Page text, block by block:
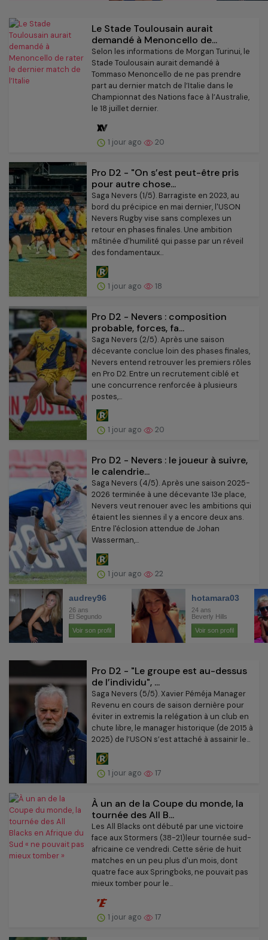
Le Stade Toulousain aurait
demandé à Menoncello de...
Selon les informations de Morgan Turinui, le
Stade Toulousain aurait demandé à
Tommaso Menoncello de ne pas prendre
part au dernier match de l’Italie dans le
Championnat des Nations face à l’Australie,
le 18 juillet dernier.
1 jour ago 20
Pro D2 - "On s’est peut-être pris
pour autre chose...
Saga Nevers (1/5). Barragiste en 2023, au
bord du précipice en mai dernier, l'USON
Nevers Rugby vise sans complexes un
retour en phases finales. Une ambition
mâtinée d'humilité qui passe par un réveil
des fondamentaux...
1 jour ago 18
Pro D2 - Nevers : composition
probable, forces, fa...
Saga Nevers (2/5). Après une saison
décevante conclue loin des phases finales,
Nevers entend retrouver les premiers rôles
en Pro D2. Entre un recrutement ciblé et
une concurrence renforcée à plusieurs
postes,...
1 jour ago 20
Pro D2 - Nevers : le joueur à suivre,
le calendrie...
Saga Nevers (4/5). Après une saison 2025-
2026 terminée à une décevante 13e place,
Nevers veut renouer avec les ambitions qui
étaient les siennes il y a encore deux ans.
Entre l'éclosion attendue de Johan
Wasserman,...
1 jour ago 22
Pro D2 - "Le groupe est au-dessus
de l’individu", ...
Saga Nevers (5/5). Xavier Péméja Manager
Revenu en cours de saison dernière pour
éviter in extremis la relégation à un club en
chute libre, le manager historique (de 2015 à
2025) de l’USON s’est attaché à assainir le...
1 jour ago 17
À un an de la Coupe du monde, la
tournée des All B...
Les All Blacks ont débuté par une victoire
face aux Stormers (38-21)leur tournée sud-
africaine ce vendredi. Cette série de huit
matches en un peu plus d'un mois, dont
quatre face aux Springboks, ne pouvait pas
mieux tomber pour le...
1 jour ago 17